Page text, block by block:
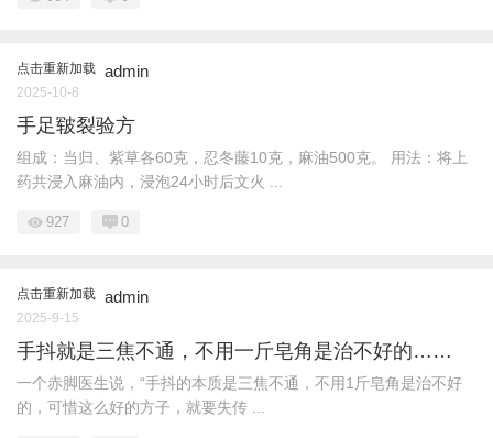
点击重新加载 admin
2025-10-8
手足皲裂验方
组成：当归、紫草各60克，忍冬藤10克，麻油500克。 用法：将上
药共浸入麻油内，浸泡24小时后文火 ...
927 0
点击重新加载 admin
2025-9-15
手抖就是三焦不通，不用一斤皂角是治不好的……
一个赤脚医生说，“手抖的本质是三焦不通，不用1斤皂角是治不好
的，可惜这么好的方子，就要失传 ...